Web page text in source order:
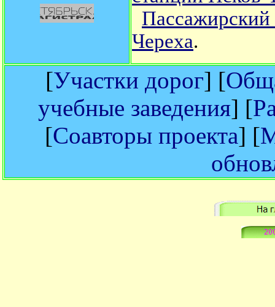
Пассажирский
Череха.
[Участки дорог] [
учебные заведения] [
[Соавторы проекта] [